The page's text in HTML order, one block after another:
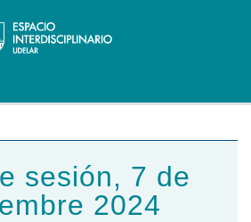
sesión, 7 de
2024